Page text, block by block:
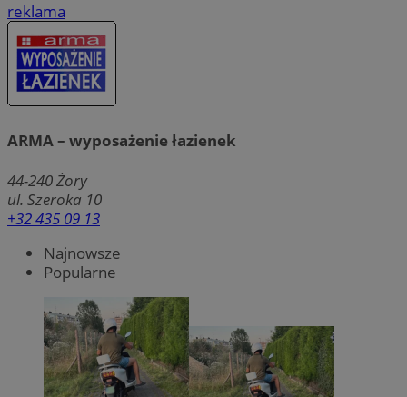
reklama
ARMA – wyposażenie łazienek
44-240Żory
ul. Szeroka 10
+32 435 09 13
Najnowsze
Popularne